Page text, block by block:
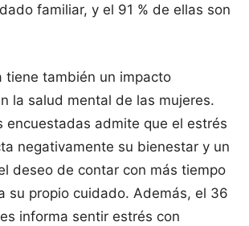
familiar, y el 91 % de ellas son
tiene también un impacto
la salud mental de las mujeres.
encuestadas admite que el estrés
negativamente su bienestar y un
deseo de contar con más tiempo
su propio cuidado. Además, el 36
informa sentir estrés con